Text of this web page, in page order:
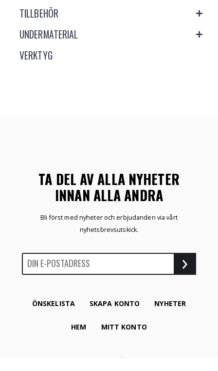
TILLBEHÖR
UNDERMATERIAL
VERKTYG
TA DEL AV ALLA NYHETER
INNAN ALLA ANDRA
Bli först med nyheter och erbjudanden via vårt
nyhetsbrevsutskick.
ÖNSKELISTA SKAPA KONTO NYHETER
HEM MITT KONTO